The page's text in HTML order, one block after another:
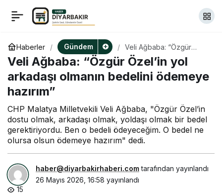
Haberler Gündem
Veli Ağbaba: “Özgür
Özel’in yol arkadaşı
olmanın bedelini
ödemeye hazırım”
Veli Ağbaba: “Özgür Özel’in yol
arkadaşı olmanın bedelini ödemeye
hazırım”
CHP Malatya Milletvekili Veli Ağbaba, "Özgür Özel’in
dostu olmak, arkadaşı olmak, yoldaşı olmak bir bedel
gerektiriyordu. Ben o bedeli ödeyeceğim. O bedel ne
olursa olsun ödemeye hazırım" dedi.
haber@diyarbakirhaberi.comtarafından yayınlandı
26 Mayıs 2026, 16:58 yayınlandı
15
Çanakkale Valiliği, yaz
boyunca ormanlık
alanlara girişleri
yasakladı
Paylaş